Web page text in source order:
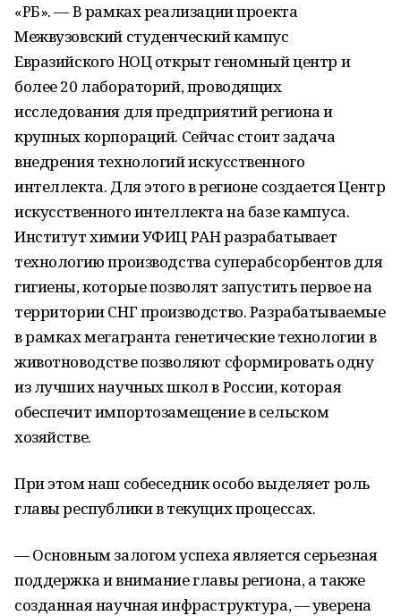
«РБ». — В рамках реализации проекта
Межвузовский студенческий кампус
Евразийского НОЦ открыт геномный центр и
более 20 лабораторий, проводящих
исследования для предприятий региона и
крупных корпораций. Сейчас стоит задача
внедрения технологий искусственного
интеллекта. Для этого в регионе создается Центр
искусственного интеллекта на базе кампуса.
Институт химии УФИЦ РАН разрабатывает
технологию производства суперабсорбентов для
гигиены, которые позволят запустить первое на
территории СНГ производство. Разрабатываемые
в рамках мегагранта генетические технологии в
животноводстве позволяют сформировать одну
из лучших научных школ в России, которая
обеспечит импортозамещение в сельском
хозяйстве.
При этом наш собеседник особо выделяет роль
главы республики в текущих процессах.
— Основным залогом успеха является серьезная
поддержка и внимание главы региона, а также
созданная научная инфраструктура, — уверена